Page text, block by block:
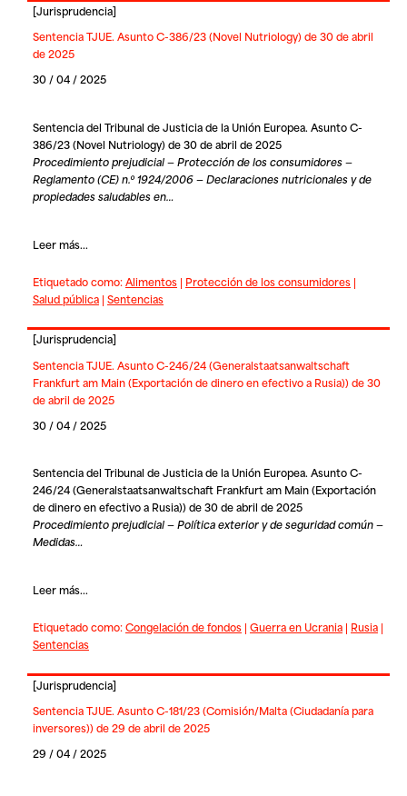
[Jurisprudencia]
Sentencia TJUE. Asunto C-386/23 (Novel Nutriology) de 30 de abril
de 2025
30 / 04 / 2025
Sentencia del Tribunal de Justicia de la Unión Europea. Asunto C-
386/23 (Novel Nutriology) de 30 de abril de 2025
Procedimiento prejudicial — Protección de los consumidores —
Reglamento (CE) n.º 1924/2006 — Declaraciones nutricionales y de
propiedades saludables en…
Leer más...
Etiquetado como:Alimentos| Protección de los consumidores|
Salud pública| Sentencias
[Jurisprudencia]
Sentencia TJUE. Asunto C-246/24 (Generalstaatsanwaltschaft
Frankfurt am Main (Exportación de dinero en efectivo a Rusia)) de 30
de abril de 2025
30 / 04 / 2025
Sentencia del Tribunal de Justicia de la Unión Europea. Asunto C-
246/24 (Generalstaatsanwaltschaft Frankfurt am Main (Exportación
de dinero en efectivo a Rusia)) de 30 de abril de 2025
Procedimiento prejudicial — Política exterior y de seguridad común —
Medidas…
Leer más...
Etiquetado como:Congelación de fondos| Guerra en Ucrania| Rusia|
Sentencias
[Jurisprudencia]
Sentencia TJUE. Asunto C-181/23 (Comisión/Malta (Ciudadanía para
inversores)) de 29 de abril de 2025
29 / 04 / 2025